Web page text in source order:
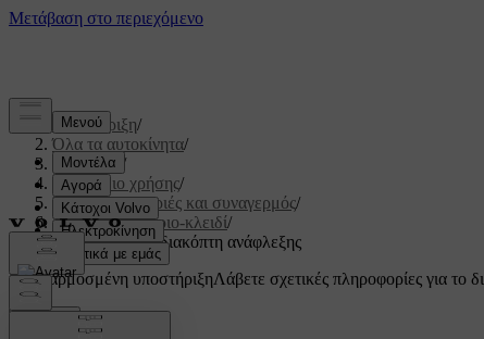
Υποστήριξη/
Όλα τα αυτοκίνητα/
V60 2022 /
Εγχειρίδιο χρήσης/
Κλειδί, κλειδαριές και συναγερμός/
Τηλεχειριστήριο-κλειδί/
Επιλογή θέσης διακόπτη ανάφλεξης
Προσαρμοσμένη υποστήριξηΛάβετε σχετικές πληροφορίες για το